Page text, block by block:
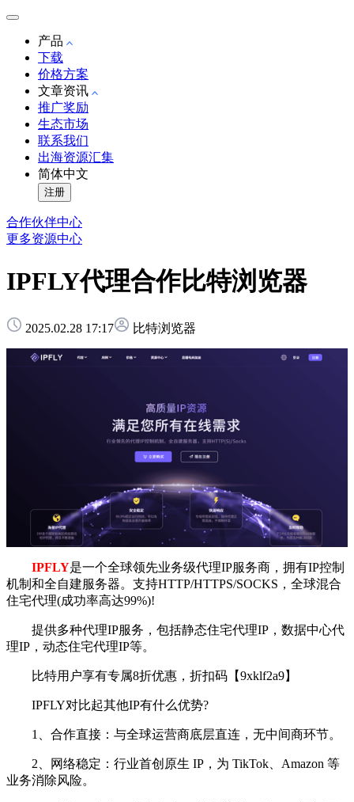
产品
下载
价格方案
文章资讯
推广奖励
生态市场
联系我们
出海资源汇集
简体中文
注册
合作伙伴中心
更多资源中心
IPFLY代理合作比特浏览器
2025.02.28 17:17 比特浏览器
IPFLY是一个全球领先业务级代理IP服务商，拥有IP控制
机制和全自建服务器。支持HTTP/HTTPS/SOCKS，全球混合
住宅代理(成功率高达99%)!
提供多种代理IP服务，包括静态住宅代理IP，数据中心代
理IP，动态住宅代理IP等。
比特用户享有专属8折优惠，折扣码【9xklf2a9】
IPFLY对比起其他IP有什么优势?
1、合作直接：与全球运营商底层直连，无中间商环节。
2、网络稳定：行业首创原生 IP，为 TikTok、Amazon 等
业务消除风险。